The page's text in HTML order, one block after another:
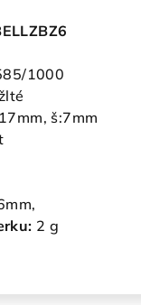
1000
š:7mm
2 g